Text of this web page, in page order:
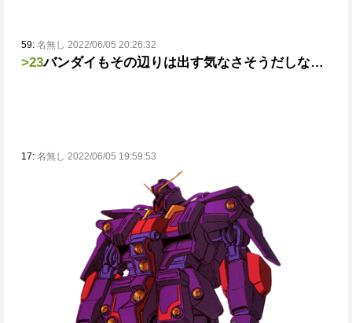
59: 名無し 2022/06/05 20:26:32
>23バンダイもその辺りは出す気なさそうだしな…
17: 名無し 2022/06/05 19:59:53